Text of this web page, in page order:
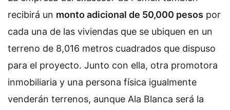
recibirá un monto adicional de 50,000 pesos por
cada una de las viviendas que se ubiquen en un
terreno de 8,016 metros cuadrados que dispuso
para el proyecto. Junto con ella, otra promotora
inmobiliaria y una persona física igualmente
venderán terrenos, aunque Ala Blanca será la